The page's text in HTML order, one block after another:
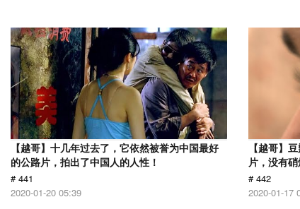
【越哥】十几年过去了，它依然被誉为中国最好
的公路片，拍出了中国人的人性！
# 441
2020-01-20 05:39
【越哥】
片，没有
# 442
2020-01-17